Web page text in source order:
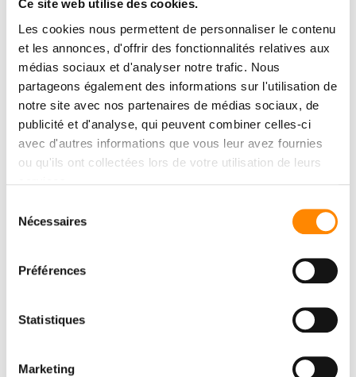
Ce site web utilise des cookies.
Les cookies nous permettent de personnaliser le contenu
et les annonces, d'offrir des fonctionnalités relatives aux
médias sociaux et d'analyser notre trafic. Nous
partageons également des informations sur l'utilisation de
notre site avec nos partenaires de médias sociaux, de
publicité et d'analyse, qui peuvent combiner celles-ci
avec d'autres informations que vous leur avez fournies
ou qu'ils ont collectées lors de votre utilisation de leurs
Nécessaires
Préférences
Statistiques
Marketing
Éclairage led posé par cenbois en belgique